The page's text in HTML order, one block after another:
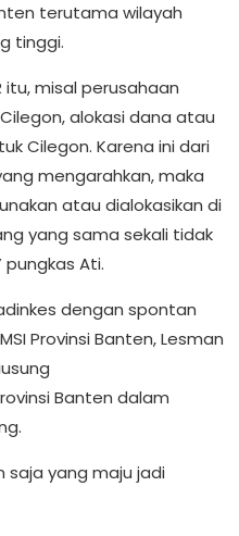
terutama wilayah
tinggi.
itu, misal perusahaan
alokasi dana atau
Cilegon. Karena ini dari
mengarahkan, maka
atau dialokasikan di
yang sama sekali tidak
Ati.
dengan spontan
Provinsi Banten, Lesman
Banten dalam
saja yang maju jadi